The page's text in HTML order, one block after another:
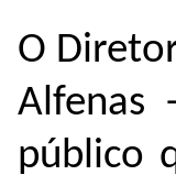
O
Alfenas
público